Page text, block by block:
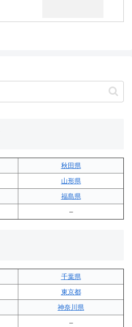
秋田県
山形県
福島県
–
千葉県
東京都
神奈川県
–